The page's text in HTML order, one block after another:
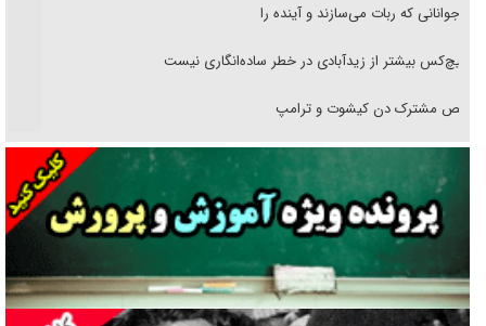
نوجوانانی که ربات می‌سازند و آینده را
هیچ‌کس بیشتر از زیدآبادی در خطر ساده‌انگاری نیست
رقص مشترک دن کیشوت و ترامپ
دنده دولت به واگذاری مسئله‌دار ایران‌خودرو/ خصوصی‌سازی یا انحصار؟
غریزه‌ی بقا و آقای باقی و رفقا
جراحی‌های زیبایی با مدرک فوق‌دیپلم! + گفت‌وگو با متهم
گفت‌وگو با همسر یکی از شهدای جنگ رمضان/ پیکر بی‌سر شهید را از